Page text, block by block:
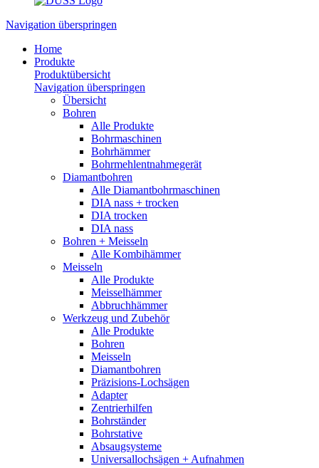
Navigation überspringen
Home
Produkte
Produktübersicht
Navigation überspringen
Übersicht
Bohren
Alle Produkte
Bohrmaschinen
Bohrhämmer
Bohrmehlentnahmegerät
Diamantbohren
Alle Diamantbohrmaschinen
DIA nass + trocken
DIA trocken
DIA nass
Bohren + Meisseln
Alle Kombihämmer
Meisseln
Alle Produkte
Meisselhämmer
Abbruchhämmer
Werkzeug und Zubehör
Alle Produkte
Bohren
Meisseln
Diamantbohren
Präzisions-Lochsägen
Adapter
Zentrierhilfen
Bohrständer
Bohrstative
Absaugsysteme
Universallochsägen + Aufnahmen